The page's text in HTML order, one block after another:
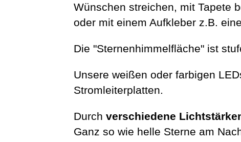
Wünschen streichen, mit Tapete
oder mit einem Aufkleber z.B.
Die "Sternenhimmelfläche" ist
Unsere weißen oder farbigen
Stromleiterplatten.
Durchverschiedene
Ganz so wie helle Sterne am